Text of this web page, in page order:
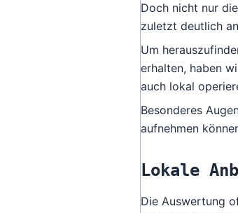
Doch nicht nur
zuletzt deutlich
Um
erhalten, haben
auch lokal
Besonderes
aufnehmen
Lokale
Die Auswertung